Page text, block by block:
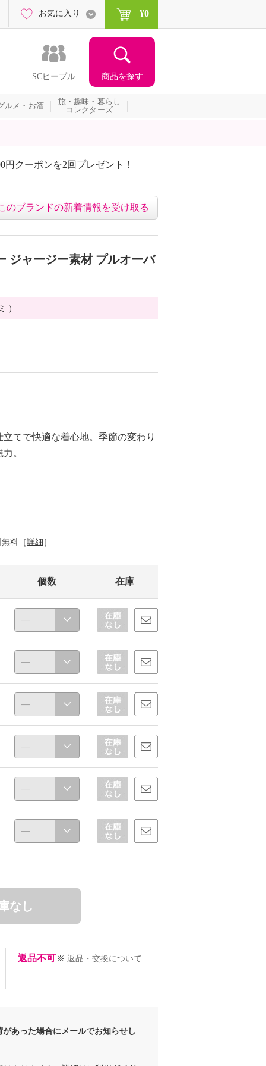
SCピープル 商品を探す
お気に入り ¥0
ルメ・お酒
旅・趣味・暮らし
コレクターズ
クーポンを2回プレゼント！
chaki
のブランドの新着情報を受け取る
ジャージー素材 プルオーバ
）
てで快適な着心地。季節の変わり
。
料［詳細 ］
個数 在庫
なし
返品不可 ※ 返品・交換について
あった場合にメールでお知らせし